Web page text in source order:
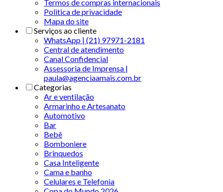
Termos de compras internacionais
Politica de privacidade
Mapa do site
Serviços ao cliente
WhatsApp | (21) 97971-2181
Central de atendimento
Canal Confidencial
Assessoria de Imprensa |
paula@agenciaamais.com.br
Categorias
Ar e ventilação
Armarinho e Artesanato
Automotivo
Bar
Bebê
Bomboniere
Brinquedos
Casa Inteligente
Cama e banho
Celulares e Telefonia